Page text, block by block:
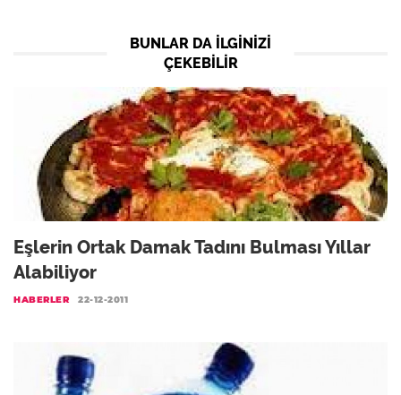
BUNLAR DA ILGINIZI
ÇEKEBILIR
Eşlerin Ortak Damak Tadını Bulması Yıllar
Alabiliyor
HABERLER 22-12-2011